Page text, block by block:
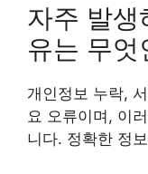
자주 발생
유는 무엇
개인정보 누락,
요 오류이며, 이
니다. 정확한 정